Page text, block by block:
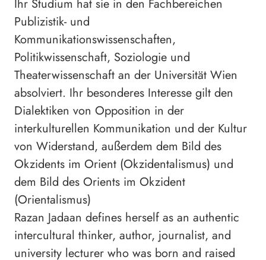
Ihr Studium hat sie in den Fachbereichen
Publizistik- und
Kommunikationswissenschaften,
Politikwissenschaft, Soziologie und
Theaterwissenschaft an der Universität Wien
absolviert. Ihr besonderes Interesse gilt den
Dialektiken von Opposition in der
interkulturellen Kommunikation und der Kultur
von Widerstand, außerdem dem Bild des
Okzidents im Orient (Okzidentalismus) und
dem Bild des Orients im Okzident
(Orientalismus)
Razan Jadaan defines herself as an authentic
intercultural thinker, author, journalist, and
university lecturer who was born and raised